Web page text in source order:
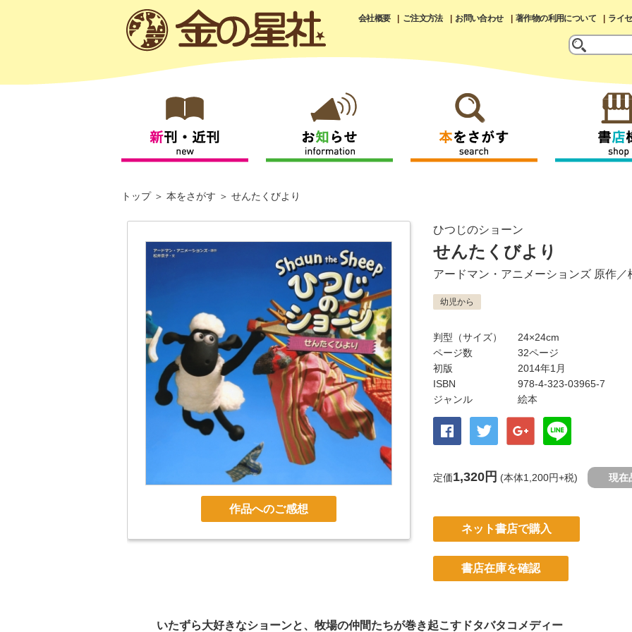
会社概要 ご注文方法 お問い合わせ 著作物の利用について ライ
トップ 本をさがす せんたくびより
作品へのご感想
ひつじのショーン
せんたくびより
アードマン・アニメーションズ 原作／
幼児から
判型（サイズ）
24×24cm
ページ数
32ページ
初版
2014年1月
ISBN
978-4-323-03965-7
ジャンル
絵本
定価1,320円 (本体1,200円+税) 現在
ネット書店で購入
書店在庫を確認
いたずら大好きなショーンと、牧場の仲間たちが巻き起こすドタバタコメディー